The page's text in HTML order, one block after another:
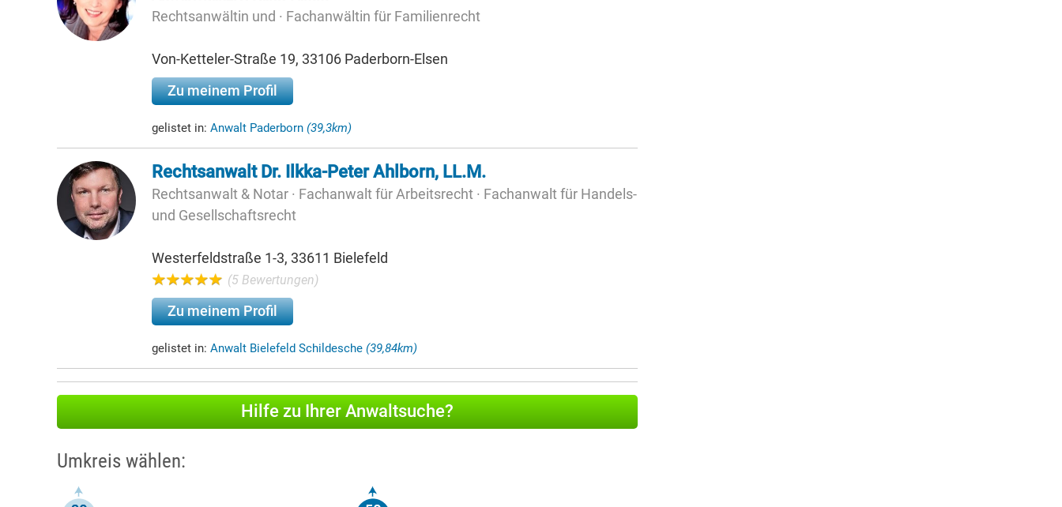
Rechtsanwältin und · Fachanwältin für Familienrecht
Von-Ketteler-Straße 19, 33106 Paderborn-Elsen
Zu meinem Profil
gelistet in: Anwalt Paderborn (39,3km)
Rechtsanwalt Dr. Ilkka-Peter Ahlborn, LL.M.
Rechtsanwalt & Notar · Fachanwalt für Arbeitsrecht · Fachanwalt für Handels-
und Gesellschaftsrecht
Westerfeldstraße 1-3, 33611 Bielefeld
(5 Bewertungen)
Zu meinem Profil
gelistet in: Anwalt Bielefeld Schildesche (39,84km)
Hilfe zu Ihrer Anwaltsuche?
Umkreis wählen: